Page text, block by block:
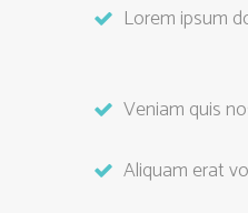
Lorem ipsum
Veniam quis
Aliquam erat